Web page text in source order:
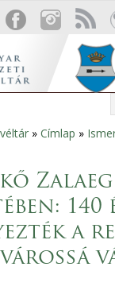
» Címlap »
140
a